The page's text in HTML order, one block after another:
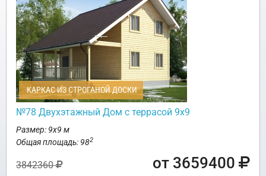
КАРКАС ИЗ СТРОГАНОЙ ДОСКИ
№78 Двухэтажный Дом с террасой 9х9
Размер: 9х9 м
Общая площадь: 982
3842360 от 3659400